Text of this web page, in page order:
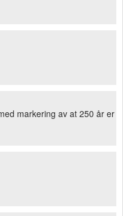
markering av at 250 år er